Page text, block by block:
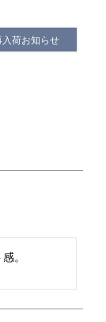
入荷お知らせ
。